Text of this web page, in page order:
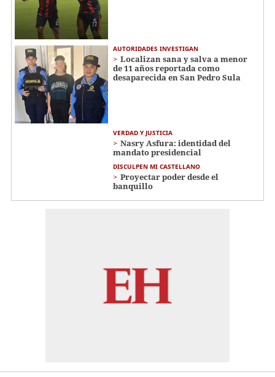
AUTORIDADES INVESTIGAN
Localizan sana y salva a menor
de 11 años reportada como
desaparecida en San Pedro Sula
VERDAD Y JUSTICIA
Nasry Asfura: identidad del
mandato presidencial
DISCULPEN MI CASTELLANO
Proyectar poder desde el
banquillo